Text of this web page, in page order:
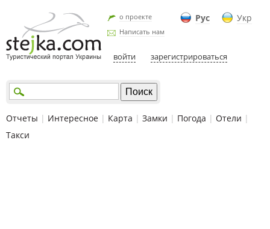
Рус Укр
о проекте
Написать нам
войти зарегистрироваться
Отчеты | Интересное | Карта | Замки | Погода | Отели |
Такси